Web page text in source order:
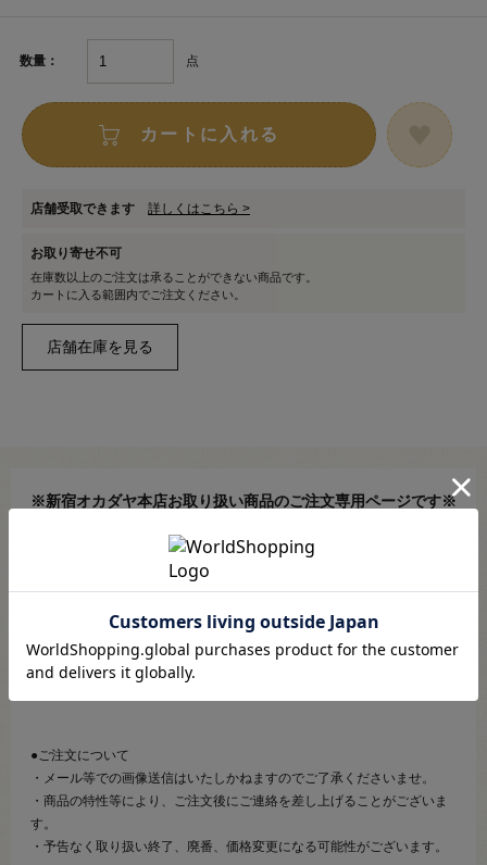
数量： 点
カートに入れる
店舗受取できます 詳しくはこちら >
お取り寄せ不可
在庫数以上のご注文は承ることができない商品です。
カートに入る範囲内でご注文ください。
※新宿オカダヤ本店お取り扱い商品のご注文専用ページです※
こちらのページは、店頭にてあらかじめ商品詳細および商品コード
をご確認いただいた上でご注文いただけるページです。
そのため、商品画像および詳細は記載しておりません。
口では承っておりません。
併せて下記のご説明事項につきましてもご確認、ご了承の上、ご注
文いただきますようお願いいたします。
●ご注文について
・メール等での画像送信はいたしかねますのでご了承くださいませ。
・商品の特性等により、ご注文後にご連絡を差し上げることがございま
す。
・予告なく取り扱い終了、廃番、価格変更になる可能性がございます。